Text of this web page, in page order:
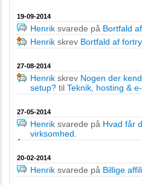
19-09-2014
Henrik svarede på Bortfald
Henrik skrev Bortfald af
27-08-2014
Henrik skrev Nogen der
setup? til Teknik, hosting &
27-05-2014
Henrik svarede på Hvad får
virksomhed
20-02-2014
Henrik svarede på Billige